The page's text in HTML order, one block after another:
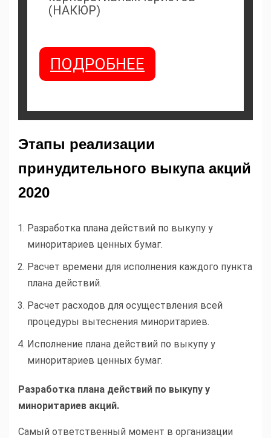
(НАКЮР)
ПОДРОБНЕЕ
Этапы реализации
принудительного выкупа акций
2020
Разработка плана действий по выкупу у
миноритариев ценных бумаг.
Расчет времени для исполнения каждого пункта
плана действий.
Расчет расходов для осуществления всей
процедуры вытеснения миноритариев.
Исполнение плана действий по выкупу у
миноритариев ценных бумаг.
Разработка плана действий по выкупу у
миноритариев акций.
Самый ответственный момент в организации